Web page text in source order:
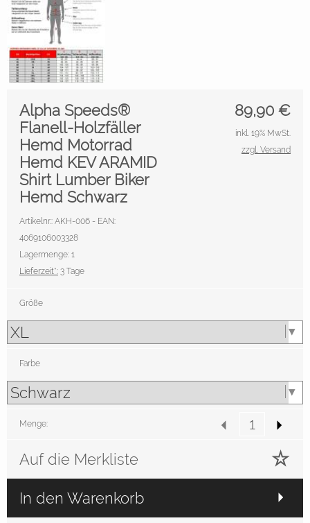
89,90 €
Alpha Speeds®
Flanell-Holzfäller
Hemd Motorrad
Hemd KEV ARAMID
Shirt Lumber Biker
Hemd Schwarz
Artikelnr.: AKH-006 - EAN:
4069106003328
Lagermenge: 1
Lieferzeit*: 3 Tage
inkl. 19% MwSt.
zzgl. Versand
Größe
Farbe
Menge:
Auf die Merkliste
In den Warenkorb